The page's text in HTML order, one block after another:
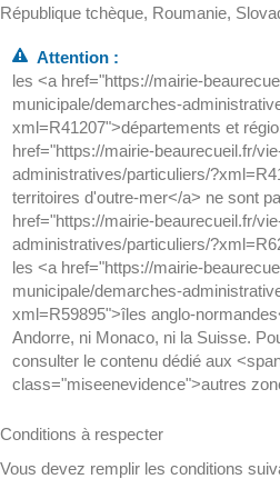
République tchèque, Roumanie,
Attention :
les <a href="https://mairie-
municipale/demarches-
xml=R41207">départements et
href="https://mairie-beaurecueil.fr/
administratives/particuliers/
territoires d'outre-mer</a> ne sont
href="https://mairie-beaurecueil.fr/
administratives/particuliers/
les <a href="https://mairie-
municipale/demarches-
xml=R59895">îles anglo-
Andorre, ni Monaco, ni la Suisse.
consulter le contenu dédié aux
class="miseenevidence">autres
Conditions à respecter
Vous devez remplir les conditions